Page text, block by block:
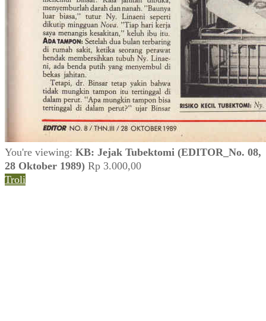
You're viewing: KB: Jejak Tubektomi (EDITOR_No. 08,
28 Oktober 1989) Rp 3.000,00
Troli